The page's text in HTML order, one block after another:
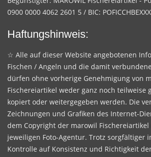
0900 0000 4062 2601 5 / BIC: POFICCHBEXXX
Haftungshinweis:
☆ Alle auf dieser Website angebotenen
Fischen / Angeln und die damit
dürfen ohne vorherige Genehmigung von
Fischereiartikel weder ganz noch teilweise
kopiert oder weitergegeben werden. Die
Zeichnungen und Grafiken des Internet-
dem Copyright der marowil
jeweiligen Foto-Agentur. Trotz sorgfältiger
Kontrolle auf Konsistenz und Richtigkeit